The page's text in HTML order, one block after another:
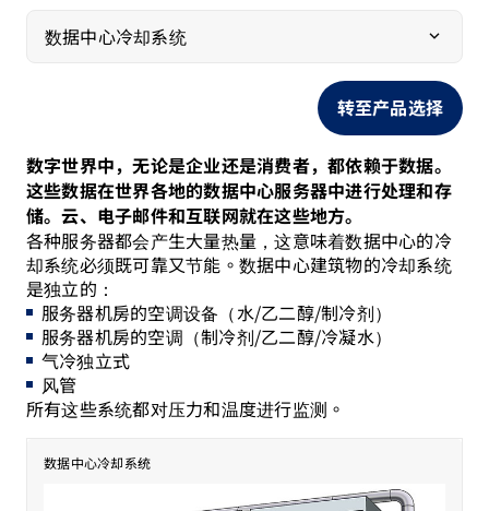
数据中心冷却系统
转至产品选择
数字世界中，无论是企业还是消费者，都依赖于数据。
这些数据在世界各地的数据中心服务器中进行处理和存
储。云、电子邮件和互联网就在这些地方。
各种服务器都会产生大量热量，这意味着数据中心的冷
却系统必须既可靠又节能。数据中心建筑物的冷却系统
是独立的：
服务器机房的空调设备（水/乙二醇/制冷剂）
服务器机房的空调（制冷剂/乙二醇/冷凝水）
气冷独立式
风管
所有这些系统都对压力和温度进行监测。
Outdoor air temperature
数据中心冷却系统